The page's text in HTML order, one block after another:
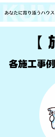
​【
各施工事